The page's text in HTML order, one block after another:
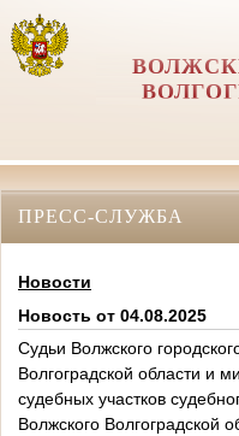
ПРЕСС-СЛУЖБА
Новости
Новость от 04.08.2025
Судьи Волжского
Волгоградской области и
судебных участков
Волжского Волгоградской